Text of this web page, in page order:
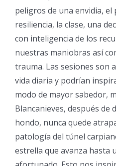
peligros de una envidia, el
resiliencia, la clase, una
con inteligencia de los
nuestras maniobras así­
trauma. Las sesiones son
vida diaria y podrían
modo de mayor sabedor,
Blancanieves, después de
hondo, nunca quede
patologí­a del túnel
estrella que avanza hasta